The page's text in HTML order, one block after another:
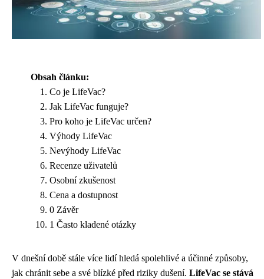
Obsah článku:
Co je LifeVac?
Jak LifeVac funguje?
Pro koho je LifeVac určen?
Výhody LifeVac
Nevýhody LifeVac
Recenze uživatelů
Osobní zkušenost
Cena a dostupnost
0 Závěr
1 Často kladené otázky
V dnešní době stále více lidí hledá spolehlivé a účinné způsoby,
jak chránit sebe a své blízké před riziky dušení. LifeVac se stává